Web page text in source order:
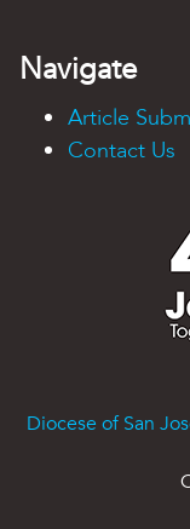
Navigate
Article
Contact Us
Diocese of San